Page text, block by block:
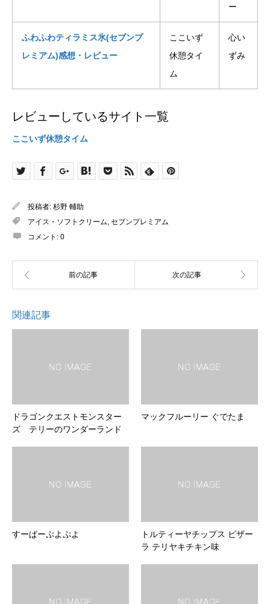
ー
ふわふわティラミス氷(セブンプ
レミアム)感想・レビュー
ここいず
休憩タイ
ム
心い
ずみ
レビューしているサイト一覧
ここいず休憩タイム
投稿者: 杉野 輔助
アイス・ソフトクリーム, セブンプレミアム
コメント: 0
関連記事
ドラゴンクエストモンスター
ズ テリーのワンダーランド
マックフルーリー ぐでたま
すーぱーぷよぷよ
トルティーヤチップス ピザー
ラ テリヤキチキン味